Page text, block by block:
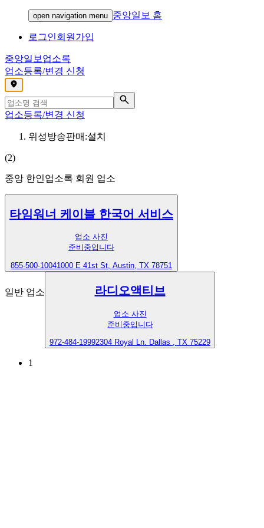
open navigation menu 중앙일보 홈
로그인회원가입
중앙일보 업소록
업소등록/변경 신청
,
업소등록/변경 신청
위성방송판매:설치
(2)
중앙 한인업소록 회원 업소
타임워너 케이블 한국어 서비스
업소 사진
준비중입니다
855-500-10041000 E 41st St, Austin, TX 78751
일반 업소 라디오액티브
업소 사진
준비중입니다
972-484-1999 2304 Royal Ln. Dallas , TX 75229
1